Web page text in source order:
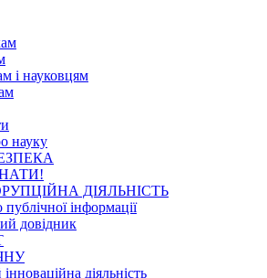
і науковцям
науку
ДІЯЛЬНІСТЬ
інформації
довідник
діяльність